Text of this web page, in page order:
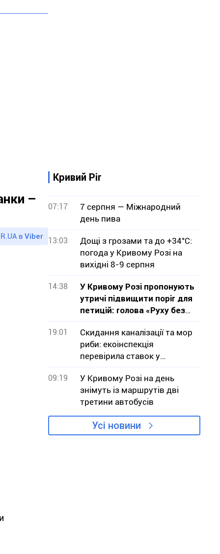
–
в Viber
Кривий Ріг
07:17
7 серпня — Міжнародний
день пива
13:03
Дощі з грозами та до +34°С:
погода у Кривому Розі на
вихідні 8-9 серпня
14:38
У Кривому Розі пропонують
утричі підвищити поріг для
петицій: голова «Руху без
меж» звернувся до влади з
критикою проєкту
19:01
Скидання каналізації та мор
риби: екоінспекція
перевірила ставок у
Кривому Розі
09:19
У Кривому Розі на день
знімуть із маршрутів дві
третини автобусів
Усі новини